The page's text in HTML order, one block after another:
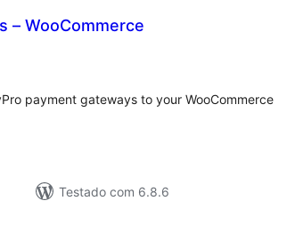
– WooCommerce
payment gateways to your WooCommerce
Testado com 6.8.6